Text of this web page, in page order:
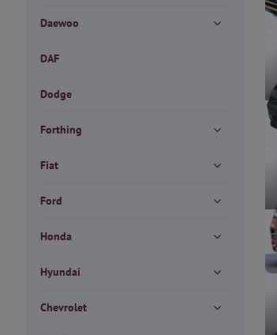
Daewoo
DAF
Dodge
Forthing
Fiat
Ford
Honda
Hyundai
Chevrolet